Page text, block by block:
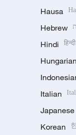
Hausa
Hebrew
Hindi हिन्दी
Hungarian
Italian
Japanese
Korean